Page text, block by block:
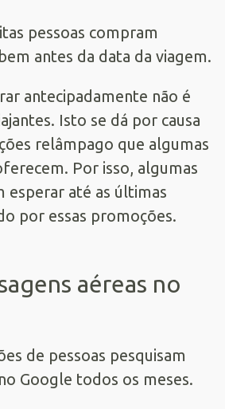
pessoas compram
antes da data da viagem.
antecipadamente não é
Isto se dá por causa
relâmpago que algumas
Por isso, algumas
esperar até as últimas
por essas promoções.
aéreas no
de pessoas pesquisam
Google todos os meses.